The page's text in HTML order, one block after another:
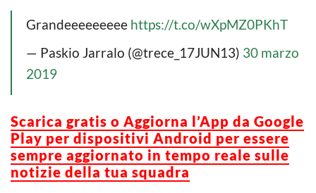
Grandeeeeeeeee https://t.co/wXpMZ0PKhT
— Paskio Jarralo (@trece_17JUN13) 30 marzo
2019
Scarica gratis o Aggiorna l’App da Google
Play per dispositivi Android per essere
sempre aggiornato in tempo reale sulle
notizie della tua squadra